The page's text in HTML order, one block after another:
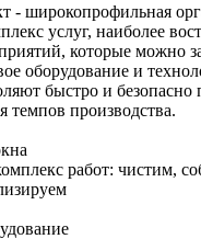
- широкопрофильная
услуг, наиболее
которые можно
оборудование и
быстро и безопасно
темпов производства.
работ: чистим,